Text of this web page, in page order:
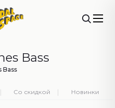
Bass
Bass
Со скидкой Новинки